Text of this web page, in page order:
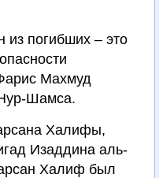
из погибших – это
Махмуд
Шамса.
Халифы,
Изаддина аль-
Халиф был